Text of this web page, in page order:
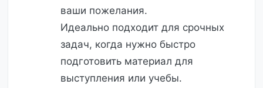
ваши пожелания.
Идеально подходит для срочных
задач, когда нужно быстро
подготовить материал для
выступления или учебы.